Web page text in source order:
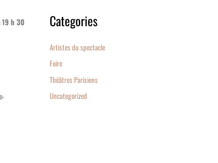
19 h 30
Categories
Artistes du spectacle
Foire
Théâtres Parisiens
Uncategorized